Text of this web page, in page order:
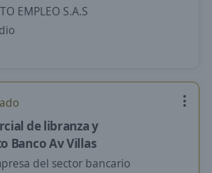
EMPLEO S.A.S
de libranza y
Banco Av Villas
del sector bancario